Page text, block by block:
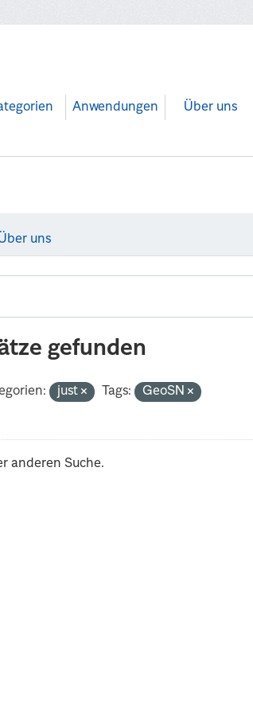
Anwendungen Über uns
uns
gefunden
just Tags:
GeoSN
anderen Suche.